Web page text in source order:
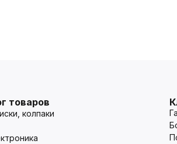
товаров
колпаки